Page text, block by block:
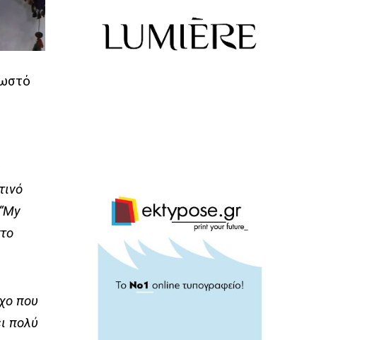
που
πολύ